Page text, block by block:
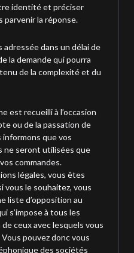
identité et préciser
parvenir la réponse.
adressée dans un délai de
la demande qui pourra
de la complexité et du
est recueilli à l’occasion
ou de la passation de
informons que vos
ne seront utilisées que
commandes.
légales, vous êtes
vous le souhaitez, vous
liste d’opposition au
s’impose à tous les
ceux avec lesquels vous
pouvez donc vous
des sociétés